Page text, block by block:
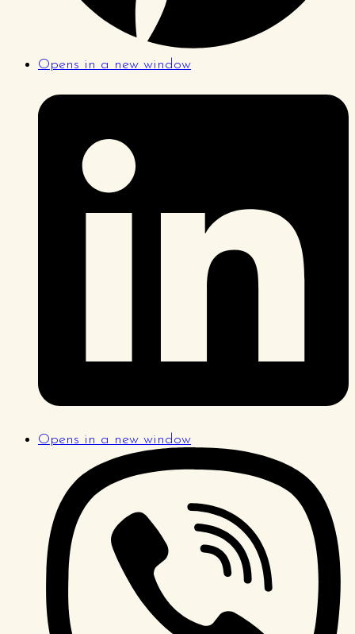
Opens in a new window
Opens in a new window